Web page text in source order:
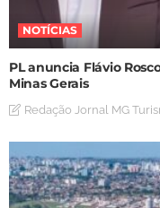
NOTÍCIAS
PL anuncia Flávio
Minas Gerais
Redação Jornal MG